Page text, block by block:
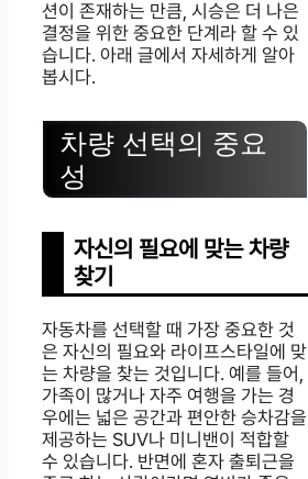
션이 존재하는 만큼, 시승은 더 나은
결정을 위한 중요한 단계라 할 수 있
습니다. 아래 글에서 자세하게 알아
봅시다.
차량 선택의 중요
성
자신의 필요에 맞는 차량
찾기
자동차를 선택할 때 가장 중요한 것
은 자신의 필요와 라이프스타일에 맞
는 차량을 찾는 것입니다. 예를 들어,
가족이 많거나 자주 여행을 가는 경
우에는 넓은 공간과 편안한 승차감을
제공하는 SUV나 미니밴이 적합할
수 있습니다. 반면에 혼자 출퇴근을